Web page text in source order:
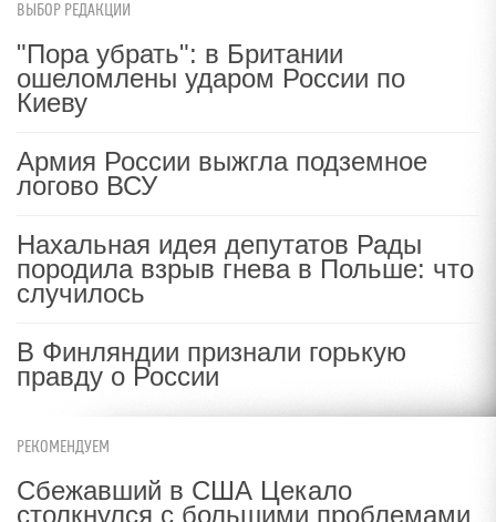
ВЫБОР РЕДАКЦИИ
"Пора убрать": в Британии
ошеломлены ударом России по
Киеву
Армия России выжгла подземное
логово ВСУ
Нахальная идея депутатов Рады
породила взрыв гнева в Польше: что
случилось
В Финляндии признали горькую
правду о России
РЕКОМЕНДУЕМ
Сбежавший в США Цекало
столкнулся с большими проблемами